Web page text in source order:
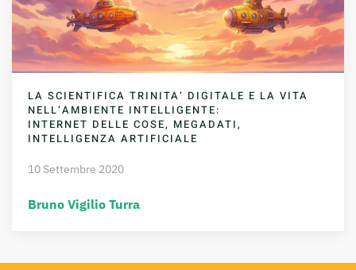
LA SCIENTIFICA TRINITA’ DIGITALE E LA VITA
NELL’AMBIENTE INTELLIGENTE:
INTERNET DELLE COSE, MEGADATI,
INTELLIGENZA ARTIFICIALE
10 Settembre 2020
Bruno Vigilio Turra